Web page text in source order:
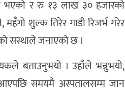
भएको र रु १३ लाख ३० हजारको
शुल्क तिरेर गाडी रिजर्भ गरेर
सस्थाले जनाएको छ ।
बताउनुभयो । उहाँले भन्नुभयो,
आएपछि समयमै अस्पतालसम्म जान